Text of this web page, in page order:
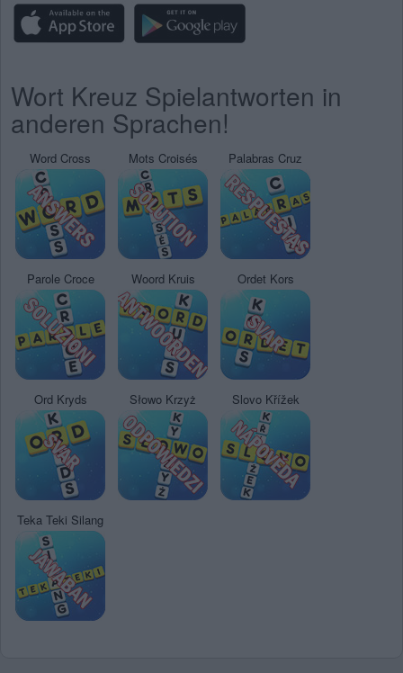
Wort Kreuz Spielantworten in
anderen Sprachen!
Word Cross Mots Croisés Palabras Cruz
Parole Croce Woord Kruis Ordet Kors
Ord Kryds Słowo Krzyż Slovo Křížek
Teka Teki Silang